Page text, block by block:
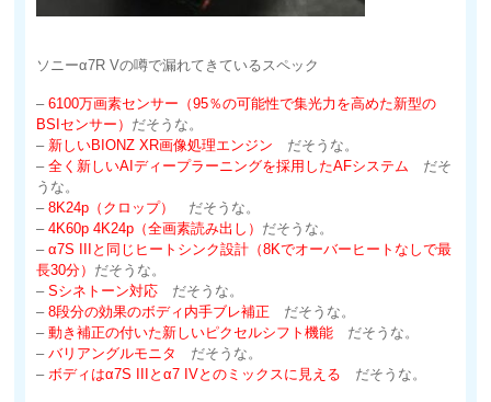
ソニーα7R Vの噂で漏れてきているスペック
–6100万画素センサー（95％の可能性で集光力を高めた新型の
BSIセンサー） だそうな。
– 新しいBIONZ XR画像処理エンジン だそうな。
–全く新しいAIディープラーニングを採用したAFシステム だそ
うな。
–8K24p（クロップ）
だそうな。
–4K60p 4K24p（全画素読み出し） だそうな。
–α7S IIIと同じヒートシンク設計（8Kでオーバーヒートなしで最
長30分） だそうな。
–Sシネトーン対応 だそうな。
–8段分の効果のボディ内手ブレ補正 だそうな。
–動き補正の付いた新しいピクセルシフト機能 だそうな。
–バリアングルモニタ
だそうな。
– ボディはα7S IIIとα7 IVとのミックスに見える だそうな。